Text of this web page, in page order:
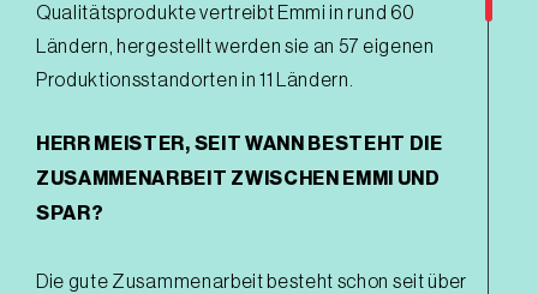
Qualitätsprodukte vertreibt Emmi in rund 60
Ländern, hergestellt werden sie an 57 eigenen
Produktionsstandorten in 11 Ländern.
HERR MEISTER, SEIT WANN BESTEHT DIE
ZUSAMMENARBEIT ZWISCHEN EMMI UND
SPAR?
Die gute Zusammenarbeit besteht schon seit über